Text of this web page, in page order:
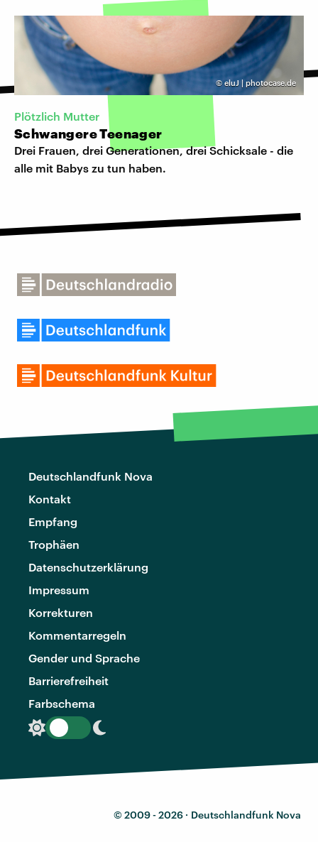
© eluJ | photocase.de
Plötzlich Mutter
Schwangere Teenager
Drei Frauen, drei Generationen, drei Schicksale - die
alle mit Babys zu tun haben.
Deutschlandfunk Nova
Kontakt
Empfang
Trophäen
Datenschutzerklärung
Impressum
Korrekturen
Kommentarregeln
Gender und Sprache
Barrierefreiheit
Farbschema
© 2009 - 2026 · Deutschlandfunk Nova